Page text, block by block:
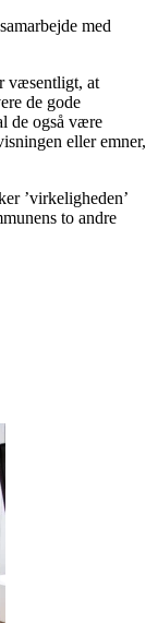
med
væsentligt, at
de gode
de også være
eller emner,
’virkeligheden’
to andre